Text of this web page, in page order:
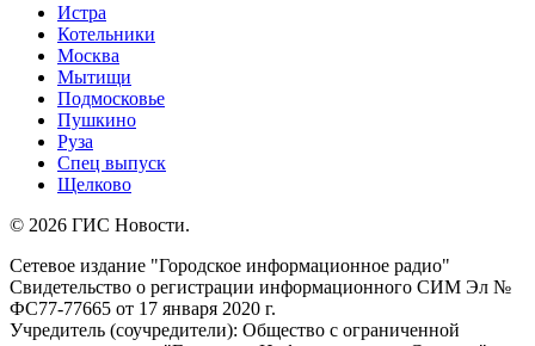
Истра
Котельники
Москва
Мытищи
Подмосковье
Пушкино
Руза
Спец выпуск
Щелково
© 2026 ГИС Новости.
Сетевое издание "Городское информационное радио"
Свидетельство о регистрации информационного СИМ Эл №
ФС77-77665 от 17 января 2020 г.
Учредитель (соучредители): Общество с ограниченной